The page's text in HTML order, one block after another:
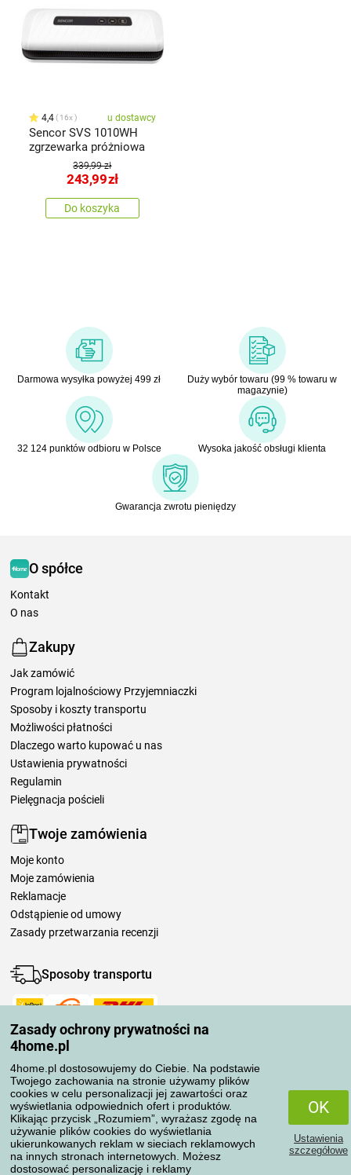
Zasady ochrony prywatności na
4home.pl
4home.pl dostosowujemy do Ciebie. Na podstawie
Twojego zachowania na stronie używamy plików
cookies w celu personalizacji jej zawartości oraz
wyświetlania odpowiednich ofert i produktów.
Klikając przycisk „Rozumiem”, wyrażasz zgodę na
używanie plików cookies do wyświetlania
ukierunkowanych reklam w sieciach reklamowych
na innych stronach internetowych. Możesz
dostosować personalizację i reklamy
OK
Ustawienia
szczegółowe
4,4 16x u dostawcy
Sencor SVS 1010WH
zgrzewarka próżniowa
339,99 zł
243,99zł
Do koszyka
Darmowa wysyłka powyżej 499 zł
Duży wybór towaru (99 % towaru w
magazynie)
32 124 punktów odbioru w Polsce Wysoka jakość obsługi klienta
Gwarancja zwrotu pieniędzy
O spółce
Kontakt
O nas
Zakupy
Jak zamówić
Program lojalnościowy Przyjemniaczki
Sposoby i koszty transportu
Możliwości płatności
Dlaczego warto kupować u nas
Ustawienia prywatności
Regulamin
Pielęgnacja pościeli
Twoje zamówienia
Moje konto
Moje zamówienia
Reklamacje
Odstąpienie od umowy
Zasady przetwarzania recenzji
Sposoby transportu
Metody płatności
Niezawodny sklep